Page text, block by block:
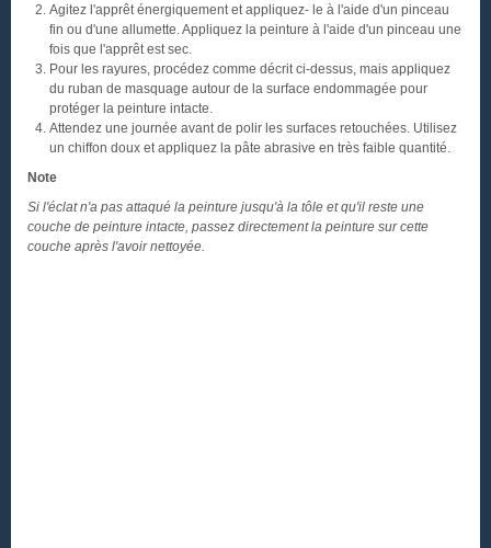
Agitez l'apprêt énergiquement et appliquez- le à l'aide d'un pinceau
fin ou d'une allumette. Appliquez la peinture à l'aide d'un pinceau une
fois que l'apprêt est sec.
Pour les rayures, procédez comme décrit ci-dessus, mais appliquez
du ruban de masquage autour de la surface endommagée pour
protéger la peinture intacte.
Attendez une journée avant de polir les surfaces retouchées. Utilisez
un chiffon doux et appliquez la pâte abrasive en très faible quantité.
Note
Si l'éclat n'a pas attaqué la peinture jusqu'à la tôle et qu'il reste une
couche de peinture intacte, passez directement la peinture sur cette
couche après l'avoir nettoyée.